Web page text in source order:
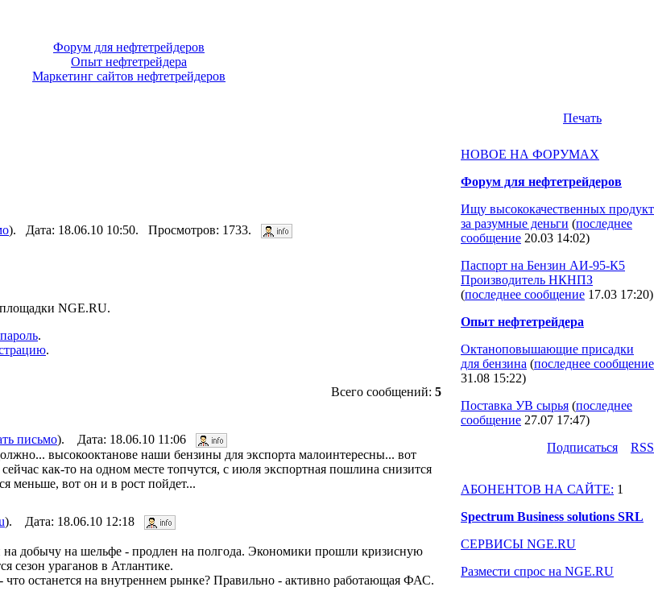
Форум для нефтетрейдеров
Опыт нефтетрейдера
Маркетинг сайтов нефтетрейдеров
Печать
). Дата: 18.06.10 10:50. Просмотров: 1733.
NGE.RU.
.
.
Всего сообщений: 5
письмо). Дата: 18.06.10 11:06
высокооктанове наши бензины для экспорта малоинтересны... вот
как-то на одном месте топчутся, с июля экспортная пошлина снизится
меньше, вот он и в рост пойдет...
). Дата: 18.06.10 12:18
добычу на шельфе - продлен на полгода. Экономики прошли кризисную
сезон ураганов в Атлантике.
останется на внутреннем рынке? Правильно - активно работающая ФАС.
НОВОЕ НА ФОРУМАХ
Форум для нефтетрейдеров
Ищу высококачественных продукт
за разумные деньги (последнее
сообщение 20.03 14:02)
Паспорт на Бензин АИ-95-К5
Производитель НКНПЗ
(последнее сообщение 17.03 17:20)
Опыт нефтетрейдера
Октаноповышающие присадки
для бензина (последнее сообщение
31.08 15:22)
Поставка УВ сырья (последнее
сообщение 27.07 17:47)
Подпиcаться
RSS
АБОНЕНТОВ НА САЙТЕ: 1
Spectrum Business solutions SRL
СЕРВИСЫ NGE.RU
Размести спрос на NGE.RU